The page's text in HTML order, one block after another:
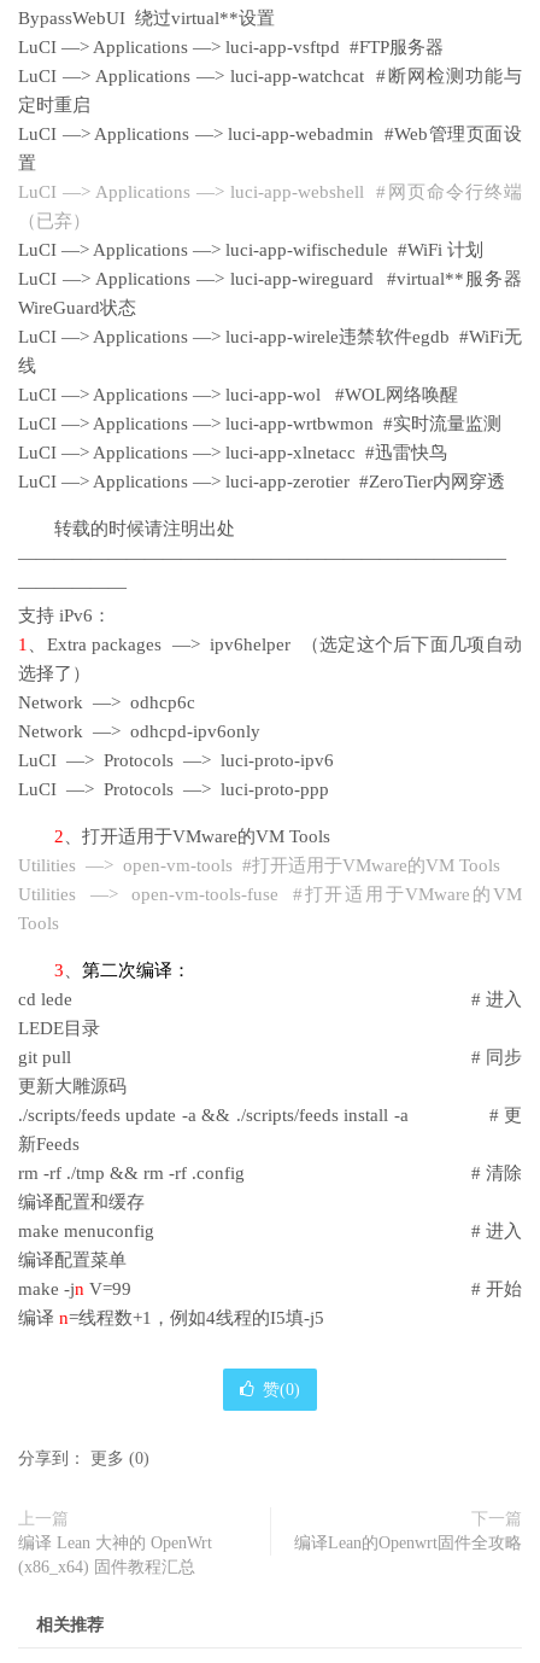
BypassWebUI 绕过virtual**设置
LuCI —> Applications —> luci-app-vsftpd #FTP服务器
LuCI —> Applications —> luci-app-watchcat #断网检测功能与
定时重启
LuCI —> Applications —> luci-app-webadmin #Web管理页面设
置
LuCI —> Applications —> luci-app-webshell #网页命令行终端
（已弃）
LuCI —> Applications —> luci-app-wifischedule #WiFi 计划
LuCI —> Applications —> luci-app-wireguard #virtual**服务器
WireGuard状态
LuCI —> Applications —> luci-app-wirele违禁软件egdb #WiFi无
线
LuCI —> Applications —> luci-app-wol #WOL网络唤醒
LuCI —> Applications —> luci-app-wrtbwmon #实时流量监测
LuCI —> Applications —> luci-app-xlnetacc #迅雷快鸟
LuCI —> Applications —> luci-app-zerotier #ZeroTier内网穿透
转载的时候请注明出处
———————————————————————————
——————
支持 iPv6：
1
、Extra packages —> ipv6helper （选定这个后下面几项自动
选择了）
Network —> odhcp6c
Network —> odhcpd-ipv6only
LuCI —> Protocols —> luci-proto-ipv6
LuCI —> Protocols —> luci-proto-ppp
2 、打开适用于VMware的VM Tools
Utilities —> open-vm-tools #打开适用于VMware的VM Tools
Utilities —> open-vm-tools-fuse #打开适用于VMware的VM
Tools
3 第二次编译 ：
cd lede # 进入
LEDE目录
git pull # 同步
更新大雕源码
./scripts/feeds update -a && ./scripts/feeds install -a # 更
新Feeds
rm -rf ./tmp && rm -rf .config # 清除
编译配置和缓存
make menuconfig # 进入
编译配置菜单
make -jn V=99 # 开始
编译 n=线程数+1，例如4线程的I5填-j5
赞(0)
分享到： 更多 (0)
上一篇
编译 Lean 大神的 OpenWrt
(x86_x64) 固件教程汇总
下一篇
编译Lean的Openwrt固件全攻略
相关推荐